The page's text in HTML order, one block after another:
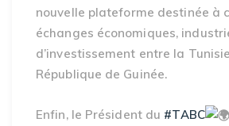
nouvelle plateforme destinée à
échanges économiques,
d’investissement entre la
République de Guinée.
Enfin, le Président du #TABC